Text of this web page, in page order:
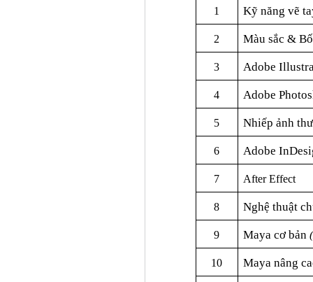
1 Kỹ năng vẽ
2 Màu sắc &
3 Adobe
4 Adobe
5 Nhiếp ảnh
6 Adobe
7 After Effect
8 Nghệ thuật
9 Maya cơ bản
10 Maya nâng